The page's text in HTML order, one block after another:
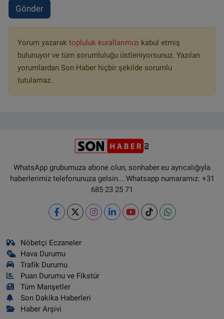
Gönder
Yorum yazarak topluluk kurallarımızı kabul etmiş
bulunuyor ve tüm sorumluluğu üstleniyorsunuz. Yazılan
yorumlardan Son Haber hiçbir şekilde sorumlu
tutulamaz.
WhatsApp grubumuza abone olun, sonhaber.eu ayrıcalığıyla
haberlerimiz telefonunuza gelsin... Whatsapp numaramız: +31
685 23 25 71
Nöbetçi Eczaneler
Hava Durumu
Trafik Durumu
Puan Durumu ve Fikstür
Tüm Manşetler
Son Dakika Haberleri
Haber Arşivi